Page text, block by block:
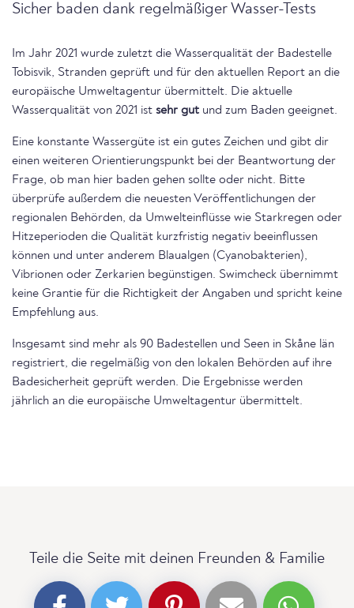
Sicher baden dank regelmäßiger Wasser-Tests
Im Jahr 2021 wurde zuletzt die Wasserqualität der Badestelle
Tobisvik, Stranden geprüft und für den aktuellen Report an die
europäische Umweltagentur übermittelt. Die aktuelle
Wasserqualität von 2021 ist sehr gut und zum Baden geeignet.
Eine konstante Wassergüte ist ein gutes Zeichen und gibt dir
einen weiteren Orientierungspunkt bei der Beantwortung der
Frage, ob man hier baden gehen sollte oder nicht. Bitte
überprüfe außerdem die neuesten Veröffentlichungen der
regionalen Behörden, da Umwelteinflüsse wie Starkregen oder
Hitzeperioden die Qualität kurzfristig negativ beeinflussen
können und unter anderem Blaualgen (Cyanobakterien),
Vibrionen oder Zerkarien begünstigen. Swimcheck übernimmt
keine Grantie für die Richtigkeit der Angaben und spricht keine
Empfehlung aus.
Insgesamt sind mehr als 90 Badestellen und Seen in Skåne län
registriert, die regelmäßig von den lokalen Behörden auf ihre
Badesicherheit geprüft werden. Die Ergebnisse werden
jährlich an die europäische Umweltagentur übermittelt.
Teile die Seite mit deinen Freunden & Familie